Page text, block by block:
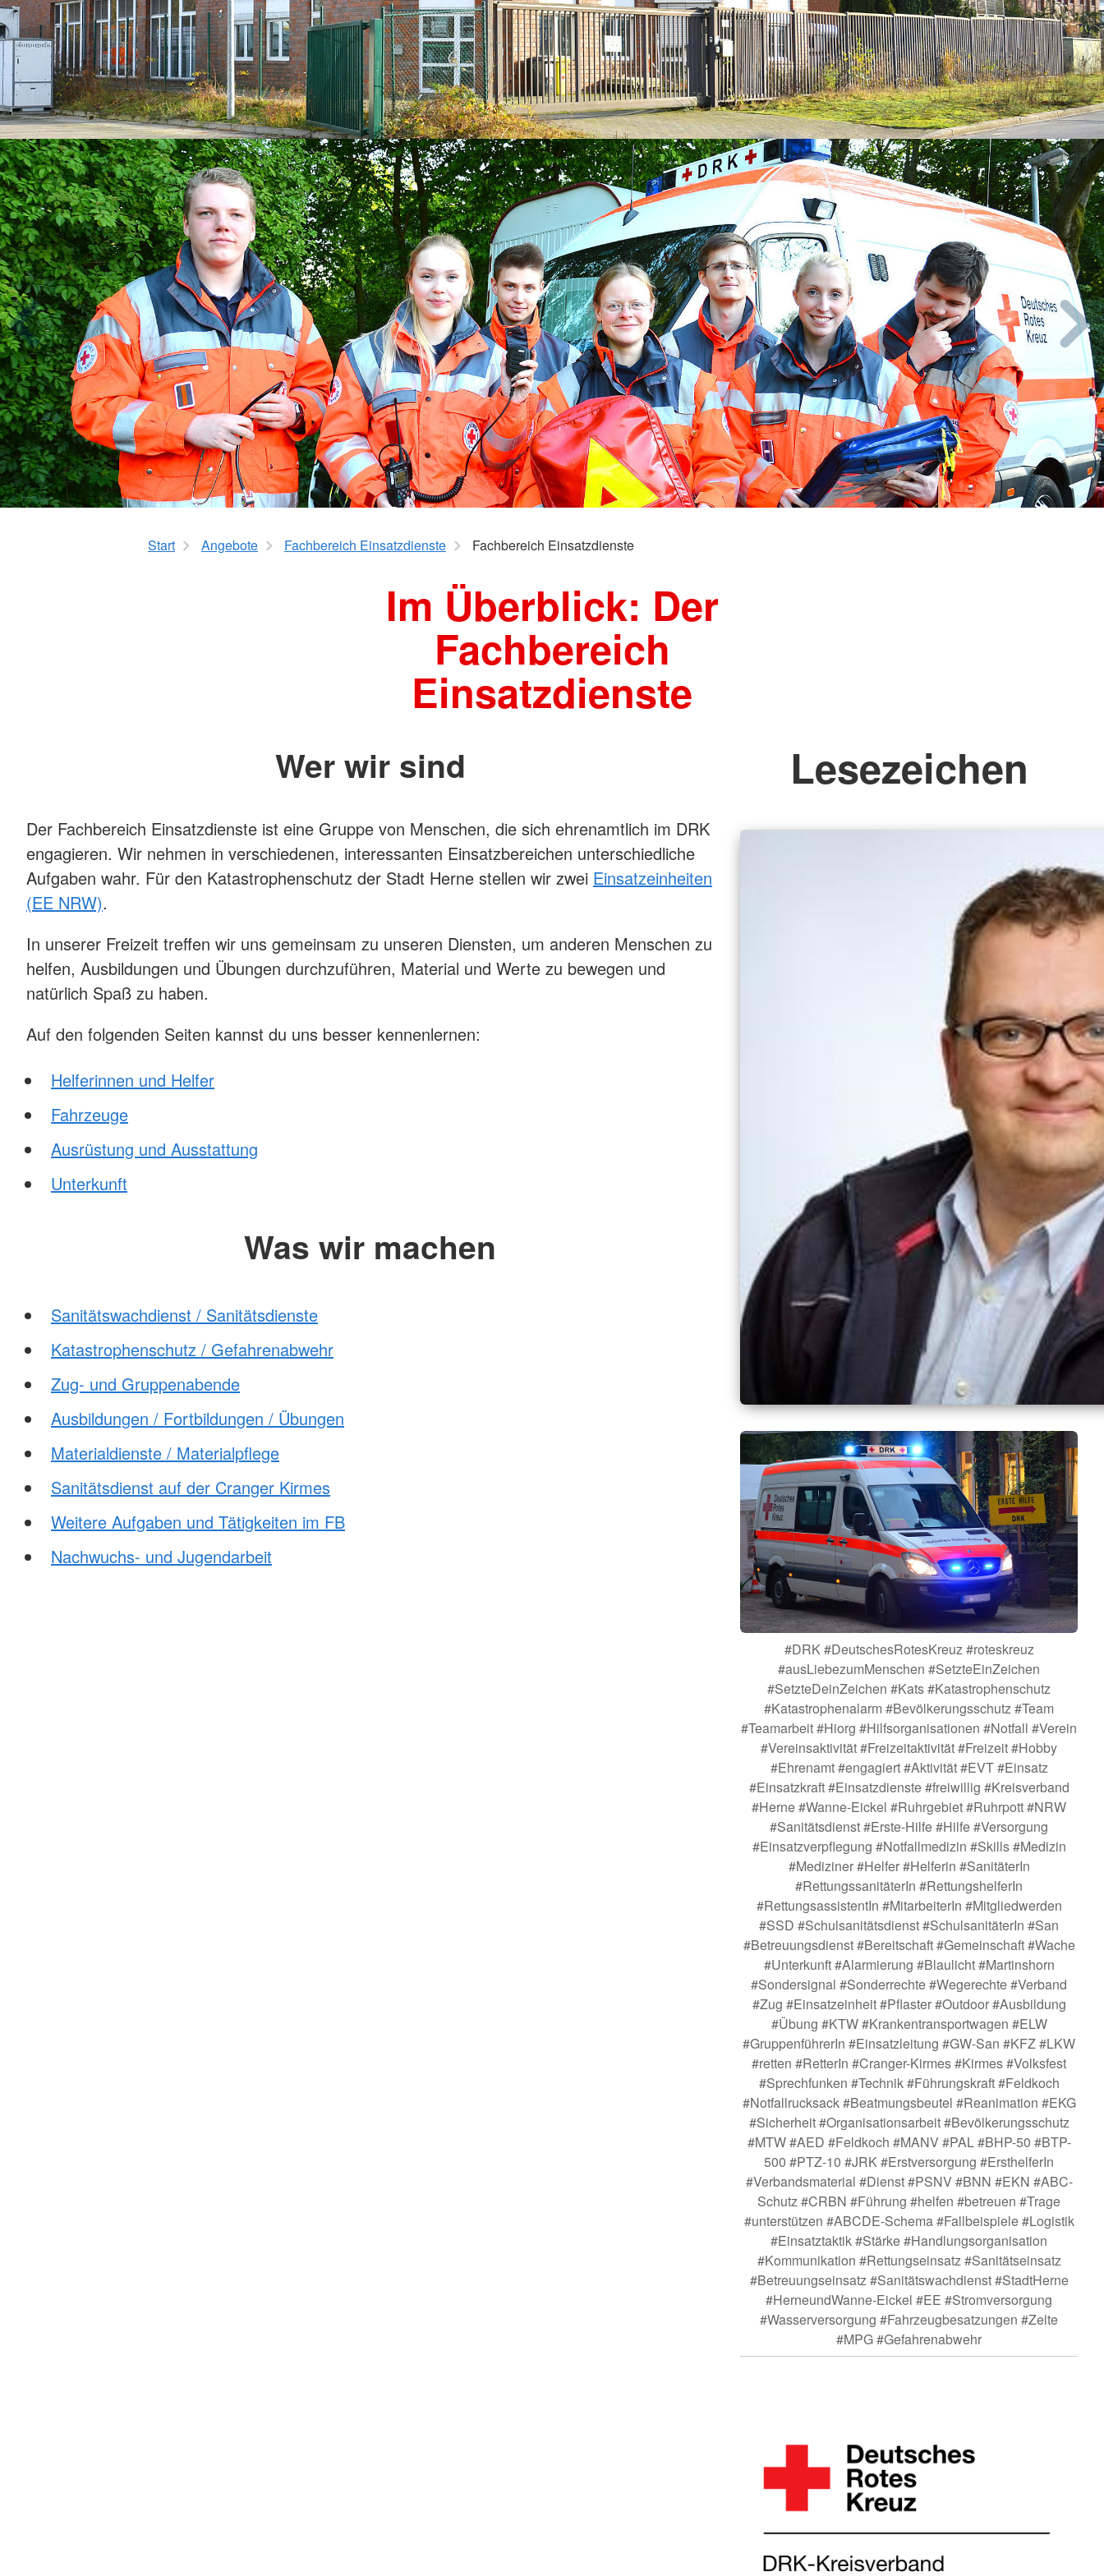
Hausnotruf
Hauswirtschaftliche Hilfen
Seniorenberatung
Angebote im Quartier
Quartier Röhlinghausen
Ehrenamtsprojekt
AiKo
DRK als Arbeitgeber
Girls’ Day and Boys’ Day
Praktikum in der Pflege
Ausbildung in der Altenhilfe
Stellenbörse
Gerontopsychiatrische Begegnung
Migration und Integration
Migrationsberatung (MBE)
Kommunales
Integrationsmanagement (KIM)
Regionalberatung
Engagement
Angebot für Freiwillige aus dem
Ausland
Bundesfreiwilligendienst
Freiwilligendienste im Ausland
Ehrenamt
Blutspende
Spenden
Jetzt Mitglied werden!
Start Angebote Fachbereich Einsatzdienste Fachbereich Einsatzdienste
Im Überblick: Der
Fachbereich
Einsatzdienste
Wer wir sind
Der Fachbereich Einsatzdienste ist eine Gruppe von Menschen, die sich ehrenamtlich im DRK
engagieren. Wir nehmen in verschiedenen, interessanten Einsatzbereichen unterschiedliche
Aufgaben wahr. Für den Katastrophenschutz der Stadt Herne stellen wir zwei Einsatzeinheiten
(EE NRW).
In unserer Freizeit treffen wir uns gemeinsam zu unseren Diensten, um anderen Menschen zu
helfen, Ausbildungen und Übungen durchzuführen, Material und Werte zu bewegen und
natürlich Spaß zu haben.
Auf den folgenden Seiten kannst du uns besser kennenlernen:
Helferinnen und Helfer
Fahrzeuge
Ausrüstung und Ausstattung
Unterkunft
Was wir machen
Sanitätswachdienst / Sanitätsdienste
Katastrophenschutz / Gefahrenabwehr
Zug- und Gruppenabende
Ausbildungen / Fortbildungen / Übungen
Materialdienste / Materialpflege
Sanitätsdienst auf der Cranger Kirmes
Weitere Aufgaben und Tätigkeiten im FB
Nachwuchs- und Jugendarbeit
Lesezeichen
#DRK #DeutschesRotesKreuz #roteskreuz
#ausLiebezumMenschen #SetzteEinZeichen
#SetzteDeinZeichen #Kats #Katastrophenschutz
#Katastrophenalarm #Bevölkerungsschutz #Team
#Teamarbeit #Hiorg #Hilfsorganisationen #Notfall #Verein
#Vereinsaktivität #Freizeitaktivität #Freizeit #Hobby
#Ehrenamt #engagiert #Aktivität #EVT #Einsatz
#Einsatzkraft #Einsatzdienste #freiwillig #Kreisverband
#Herne #Wanne-Eickel #Ruhrgebiet #Ruhrpott #NRW
#Sanitätsdienst #Erste-Hilfe #Hilfe #Versorgung
#Einsatzverpflegung #Notfallmedizin #Skills #Medizin
#Mediziner #Helfer #Helferin #SanitäterIn
#RettungssanitäterIn #RettungshelferIn
#RettungsassistentIn #MitarbeiterIn #Mitgliedwerden
#SSD #Schulsanitätsdienst #SchulsanitäterIn #San
#Betreuungsdienst #Bereitschaft #Gemeinschaft #Wache
#Unterkunft #Alarmierung #Blaulicht #Martinshorn
#Sondersignal #Sonderrechte #Wegerechte #Verband
#Zug #Einsatzeinheit #Pflaster #Outdoor #Ausbildung
#Übung #KTW #Krankentransportwagen #ELW
#GruppenführerIn #Einsatzleitung #GW-San #KFZ #LKW
#retten #RetterIn #Cranger-Kirmes #Kirmes #Volksfest
#Sprechfunken #Technik #Führungskraft #Feldkoch
#Notfallrucksack #Beatmungsbeutel #Reanimation #EKG
#Sicherheit #Organisationsarbeit #Bevölkerungsschutz
#MTW #AED #Feldkoch #MANV #PAL #BHP-50 #BTP-
500 #PTZ-10 #JRK #Erstversorgung #ErsthelferIn
#Verbandsmaterial #Dienst #PSNV #BNN #EKN #ABC-
Schutz #CRBN #Führung #helfen #betreuen #Trage
#unterstützen #ABCDE-Schema #Fallbeispiele #Logistik
#Einsatztaktik #Stärke #Handlungsorganisation
#Kommunikation #Rettungseinsatz #Sanitätseinsatz
#Betreuungseinsatz #Sanitätswachdienst #StadtHerne
#HerneundWanne-Eickel #EE #Stromversorgung
#Wasserversorgung #Fahrzeugbesatzungen #Zelte
#MPG #Gefahrenabwehr